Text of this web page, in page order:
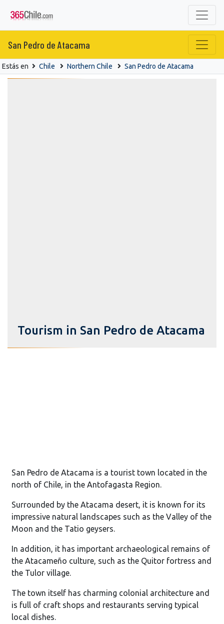
San Pedro de Atacama
Estás en Chile Northern Chile San Pedro de Atacama
Tourism in San Pedro de Atacama
San Pedro de Atacama is a tourist town located in the
north of Chile, in the Antofagasta Region.
Surrounded by the Atacama desert, it is known for its
impressive natural landscapes such as the Valley of the
Moon and the Tatio geysers.
In addition, it has important archaeological remains of
the Atacameño culture, such as the Quitor fortress and
the Tulor village.
The town itself has charming colonial architecture and
is full of craft shops and restaurants serving typical
local dishes.